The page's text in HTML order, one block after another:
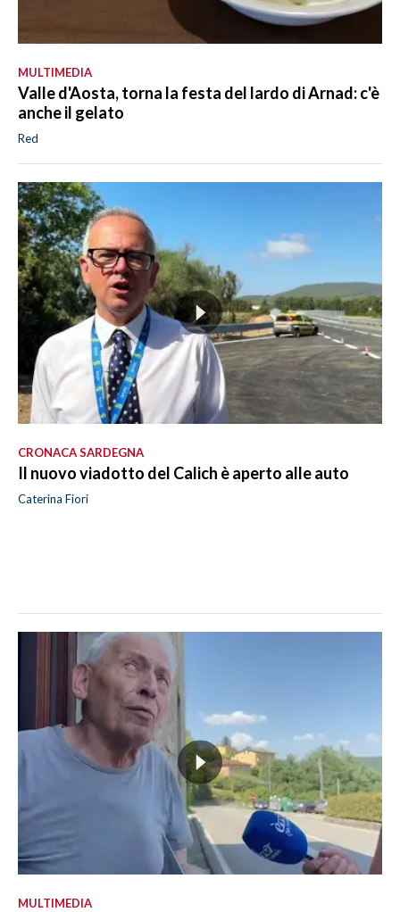
MULTIMEDIA
Valle d'Aosta, torna la festa del lardo di Arnad: c'è
anche il gelato
Red
CRONACA SARDEGNA
Il nuovo viadotto del Calich è aperto alle auto
Caterina Fiori
MULTIMEDIA